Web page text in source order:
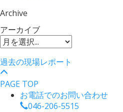
Archive
アーカイブ
過去の現場レポート
PAGE TOP
お電話でのお問い合わせ
046-206-5515